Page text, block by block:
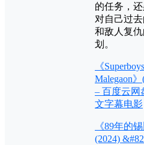
的任务，
对自己过
和敌人复
划。
《
Malegaon
– 百度云网
文字幕电影
《89年的锡
(2024)